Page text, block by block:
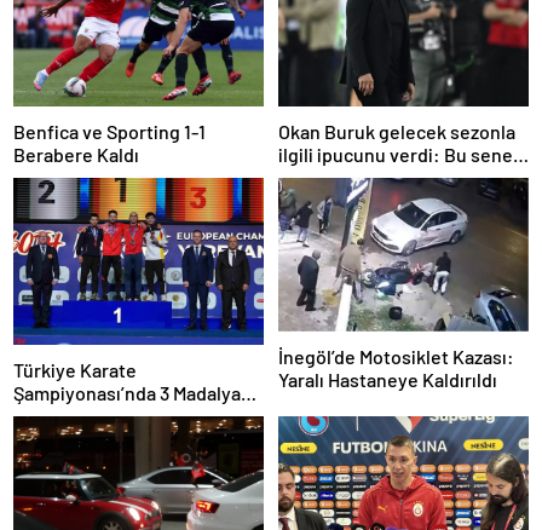
Benfica ve Sporting 1-1
Berabere Kaldı
Okan Buruk gelecek sezonla
ilgili ipucunu verdi: Bu sene
3, seneye de 4
Türkiye Karate
Şampiyonası’nda 3 Madalya
Kazandı
İnegöl’de Motosiklet Kazası:
Yaralı Hastaneye Kaldırıldı